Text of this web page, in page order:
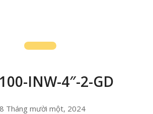
INW-4″-2-GD
Tháng mười một, 2024